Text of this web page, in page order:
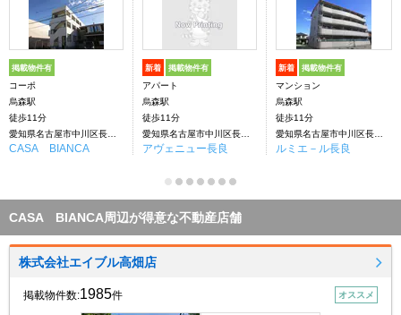
掲載物件有
コーポ
烏森駅
徒歩11分
CASA BIANCA
新着 掲載物件有
アパート
烏森駅
徒歩11分
アヴェニュー長良
新着 掲載物件有
マンション
烏森駅
徒歩11分
ルミエ－ル長良
CASA BIANCA周辺が得意な不動産店舗
株式会社エイブル高畑店
掲載物件数:1985件 オススメ